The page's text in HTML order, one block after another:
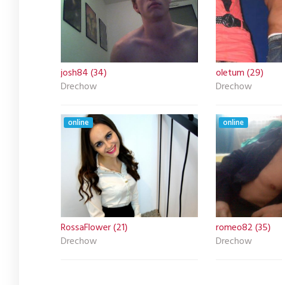
josh84 (34)
Drechow
oletum (29)
Drechow
online
RossaFlower (21)
Drechow
online
romeo82 (35)
Drechow